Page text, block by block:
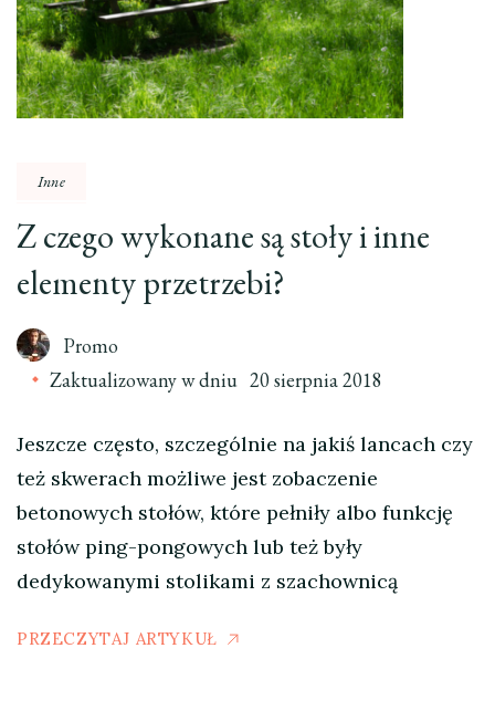
Inne
Z czego wykonane są stoły i inne
elementy przetrzebi?
Promo
Zaktualizowany w dniu 20 sierpnia 2018
Jeszcze często, szczególnie na jakiś lancach czy
też skwerach możliwe jest zobaczenie
betonowych stołów, które pełniły albo funkcję
stołów ping-pongowych lub też były
dedykowanymi stolikami z szachownicą
PRZECZYTAJ ARTYKUŁ